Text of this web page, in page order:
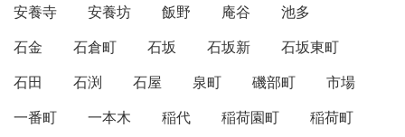
安養寺
安養坊 飯野 庵谷
池多
石金
石倉町 石坂 石坂新
石坂東町
石田
石渕 石屋 泉町 磯部町
市場
一番町
一本木 稲代 稲荷園町
稲荷町